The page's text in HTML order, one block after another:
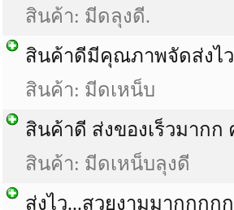
สินค้า: มีดลุงดี.
สินค้าดีมีคุณภาพจัดส่งไว
สินค้า: มีดเหน็บ
สินค้าดี ส่งของเร็วมากก
สินค้า: มีดเหน็บลุงดี
ส่งไว...สวยงามมากกก